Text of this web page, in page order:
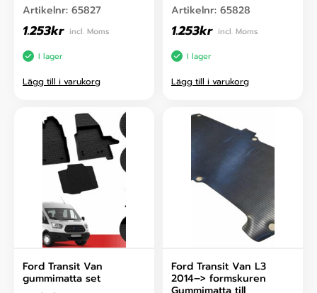
Artikelnr: 65827
1.253kr incl. Moms
I lager
Lägg till i varukorg
Artikelnr: 65828
1.253kr incl. Moms
I lager
Lägg till i varukorg
Ford Transit Van
gummimatta set
Ford Transit Van L3
2014–> formskuren